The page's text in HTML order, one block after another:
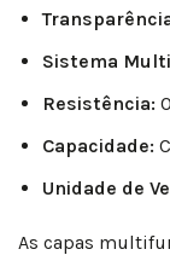
Sistema
Resistência:
Capacidade:
Unidade de
As capas